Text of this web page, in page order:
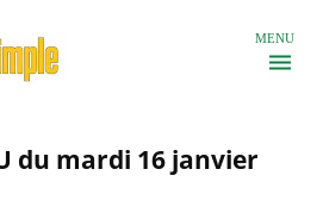
MENU
du mardi 16 janvier